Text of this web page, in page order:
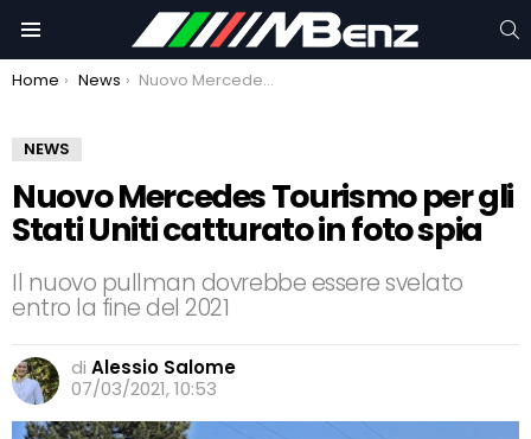
You are here:
Home News Nuovo Mercedes Tourismo per gli Stati Uniti catturato in foto spia
NEWS
Nuovo Mercedes Tourismo per gli
Stati Uniti catturato in foto spia
Il nuovo pullman dovrebbe essere svelato
entro la fine del 2021
di Alessio Salome
07/03/2021, 10:53